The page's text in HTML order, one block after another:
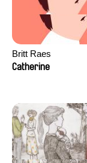
Britt Raes
Catherine